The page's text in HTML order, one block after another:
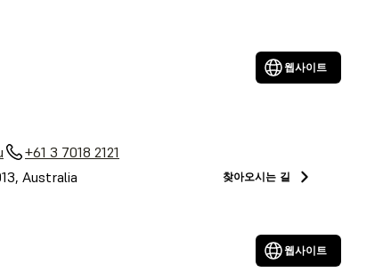
웹사이트
+61 3 7018 2121
Australia
찾아오시는 길
웹사이트